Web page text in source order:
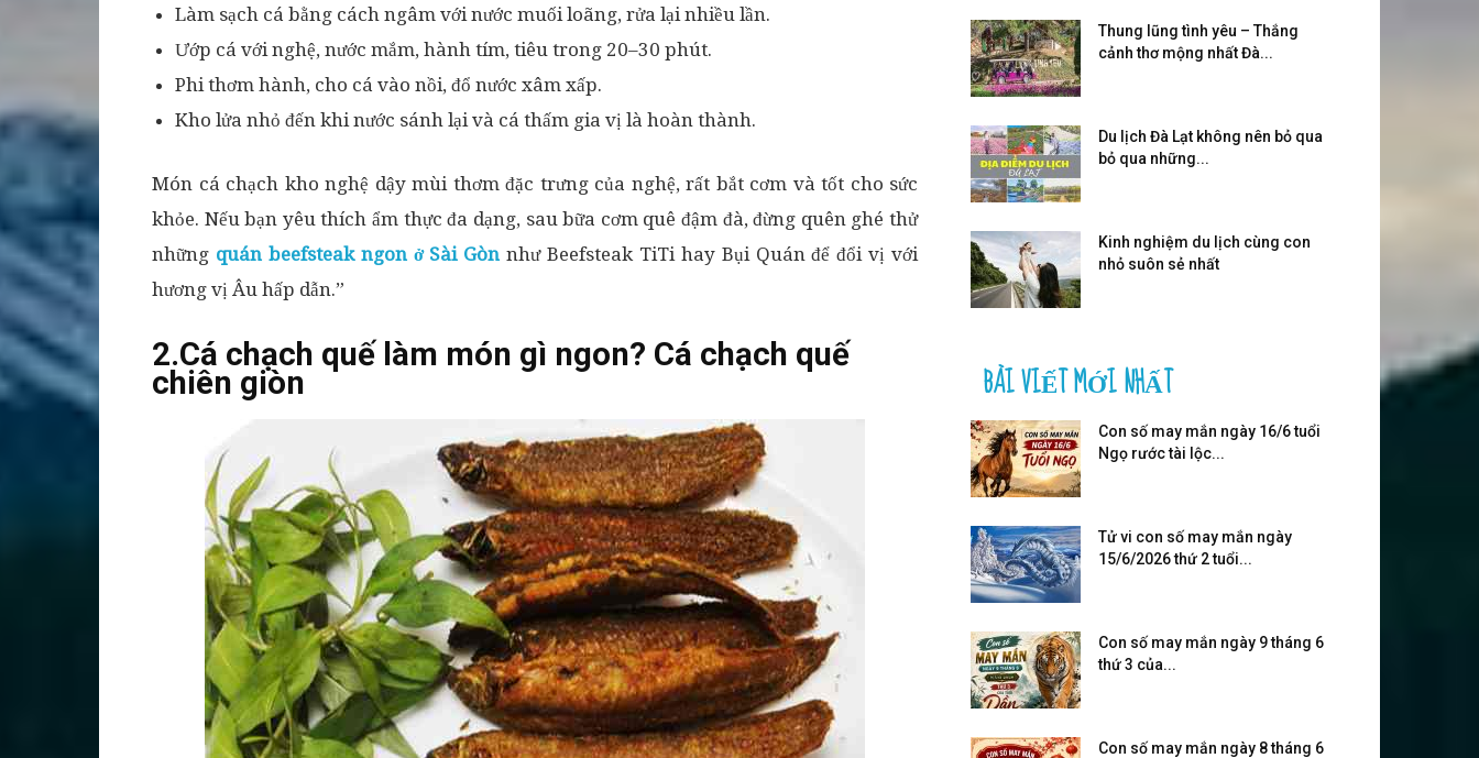
Làm sạch cá bằng cách ngâm với nước muối loãng, rửa lại nhiều lần.
Ướp cá với nghệ, nước mắm, hành tím, tiêu trong 20–30 phút.
Phi thơm hành, cho cá vào nồi, đổ nước xâm xấp.
Kho lửa nhỏ đến khi nước sánh lại và cá thấm gia vị là hoàn thành.
Món cá chạch kho nghệ dậy mùi thơm đặc trưng của nghệ, rất bắt cơm và tốt cho sức
khỏe. Nếu bạn yêu thích ẩm thực đa dạng, sau bữa cơm quê đậm đà, đừng quên ghé thử
những quán beefsteak ngon ở Sài Gòn như Beefsteak TiTi hay Bụi Quán để đổi vị với
hương vị Âu hấp dẫn.”
2.Cá chạch quế làm món gì ngon? Cá chạch quế
chiên giòn
Thung lũng tình yêu – Thắng
cảnh thơ mộng nhất Đà...
Du lịch Đà Lạt không nên bỏ qua
bỏ qua những...
Kinh nghiệm du lịch cùng con
nhỏ suôn sẻ nhất
BÀI VIẾT MỚI NHẤT
Con số may mắn ngày 16/6 tuổi
Ngọ rước tài lộc...
Tử vi con số may mắn ngày
15/6/2026 thứ 2 tuổi...
Con số may mắn ngày 9 tháng 6
thứ 3 của...
Con số may mắn ngày 8 tháng 6